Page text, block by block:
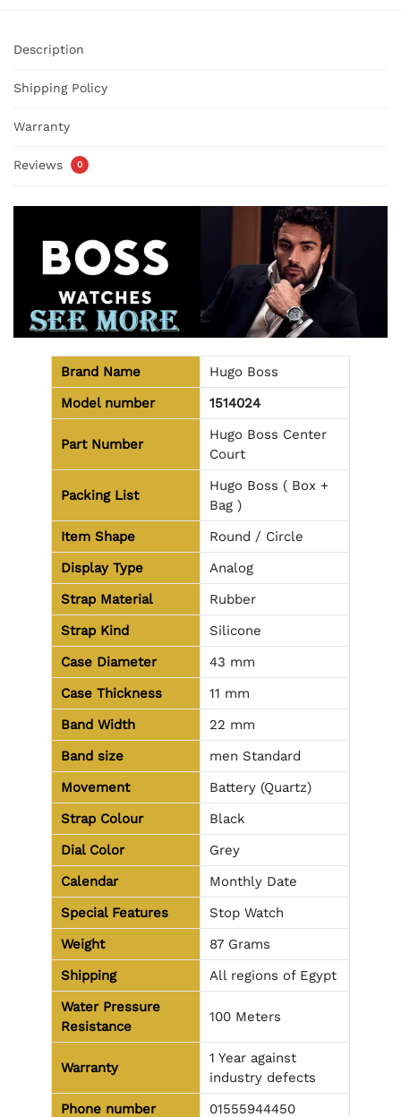
Description
Shipping Policy
Warranty
Reviews 0
Brand Name
Hugo Boss
Model number
1514024
Part Number
Hugo Boss Center
Court
Packing List
Hugo Boss ( Box +
Bag )
Item Shape
Round / Circle
Display Type
Analog
Strap Material
Rubber
Strap Kind
Silicone
Case Diameter
43 mm
Case Thickness
11 mm
Band Width
22 mm
Band size
men Standard
Movement
Battery (Quartz)
Strap Colour
Black
Dial Color
Grey
Calendar
Monthly Date
Special Features
Stop Watch
Weight
87 Grams
Shipping
All regions of Egypt
Water Pressure
Resistance
100 Meters
Warranty
1 Year against
industry defects
Phone number
01555944450